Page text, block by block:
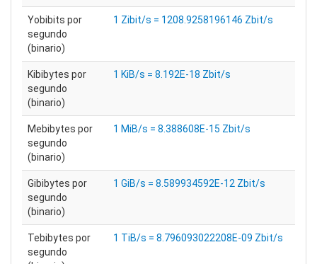
Yobibits por
segundo
(binario)
1 Zibit/s = 1208.9258196146 Zbit/s
Kibibytes por
segundo
(binario)
1 KiB/s = 8.192E-18 Zbit/s
Mebibytes por
segundo
(binario)
1 MiB/s = 8.388608E-15 Zbit/s
Gibibytes por
segundo
(binario)
1 GiB/s = 8.589934592E-12 Zbit/s
Tebibytes por
segundo
1 TiB/s = 8.796093022208E-09 Zbit/s